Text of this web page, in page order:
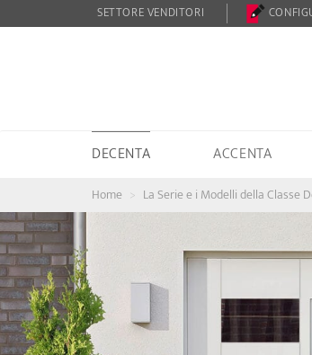
SETTORE VENDITORI
DECENTA ACCENTA
Home La Serie e i Modelli della Classe
Zurück